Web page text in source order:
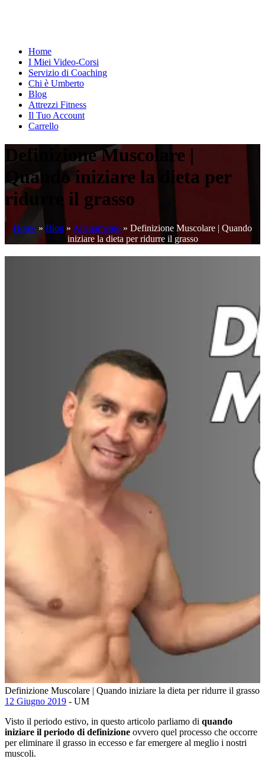
Home
I Miei Video-Corsi
Servizio di Coaching
Chi è Umberto
Blog
Attrezzi Fitness
Il Tuo Account
Carrello
Definizione Muscolare |
Quando iniziare la dieta per
ridurre il grasso
Home » Blog » Allenamento » Definizione Muscolare | Quando
iniziare la dieta per ridurre il grasso
Definizione Muscolare | Quando iniziare la dieta per ridurre il grasso
12 Giugno 2019 - UM
Visto il periodo estivo, in questo articolo parliamo di quando
iniziare il periodo di definizione ovvero quel processo che occorre
per eliminare il grasso in eccesso e far emergere al meglio i nostri
muscoli.